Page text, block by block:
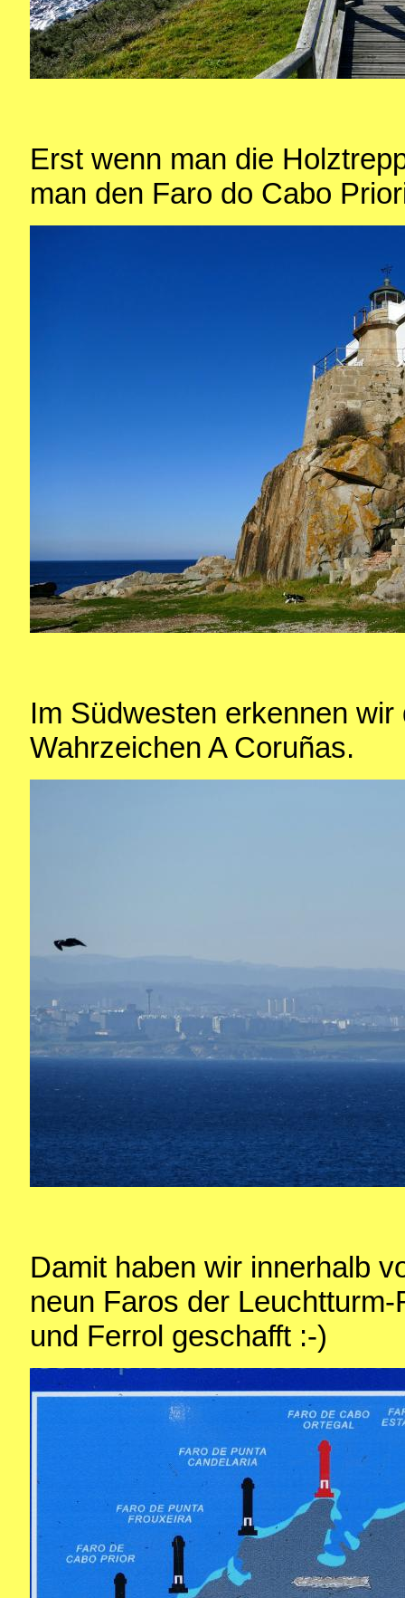
Erst wenn man die
man den Faro do Cabo
Im Südwesten erkennen
Wahrzeichen A Coruñas.
Damit haben wir innerhalb
neun Faros der
und Ferrol geschafft :-)